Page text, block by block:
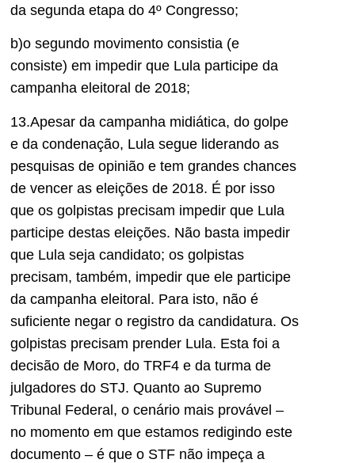
da segunda etapa do 4º Congresso;
b)o segundo movimento consistia (e
consiste) em impedir que Lula participe da
campanha eleitoral de 2018;
13.Apesar da campanha midiática, do golpe
e da condenação, Lula segue liderando as
pesquisas de opinião e tem grandes chances
de vencer as eleições de 2018. É por isso
que os golpistas precisam impedir que Lula
participe destas eleições. Não basta impedir
que Lula seja candidato; os golpistas
precisam, também, impedir que ele participe
da campanha eleitoral. Para isto, não é
suficiente negar o registro da candidatura. Os
golpistas precisam prender Lula. Esta foi a
decisão de Moro, do TRF4 e da turma de
julgadores do STJ. Quanto ao Supremo
Tribunal Federal, o cenário mais provável –
no momento em que estamos redigindo este
documento – é que o STF não impeça a